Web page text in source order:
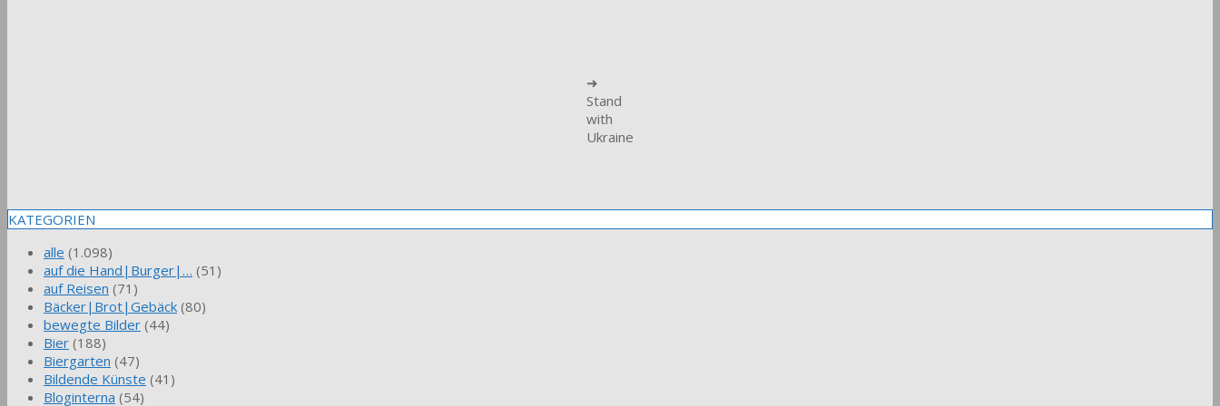
➜
Stand
with
Ukraine
KATEGORIEN
alle (1.098)
auf die Hand|Burger|… (51)
auf Reisen (71)
Bäcker|Brot|Gebäck (80)
bewegte Bilder (44)
Bier (188)
Biergarten (47)
Bildende Künste (41)
Bloginterna (54)